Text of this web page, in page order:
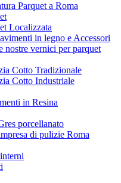
Parquet a Roma
Localizzata
in legno e Accessori
nostre vernici per parquet
Cotto Tradizionale
Cotto Industriale
in Resina
porcellanato
di pulizie Roma